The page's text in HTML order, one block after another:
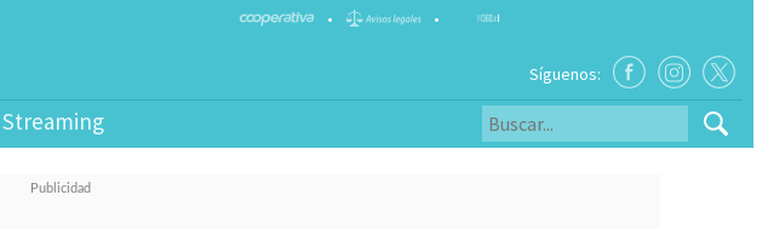
• •
Síguenos:
Streaming